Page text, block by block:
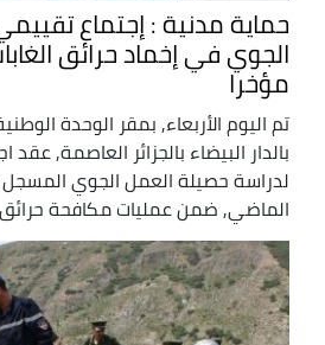
حماية مدنية : إجتماع تقييمي
الجوي في إخماد حرائق
مؤخرا
تم اليوم الأربعاء, بمقر الوحدة
بالدار البيضاء بالجزائر العاصمة,
لدراسة حصيلة العمل الجوي المسجل
الماضي, ضمن عمليات مكافحة حرائق